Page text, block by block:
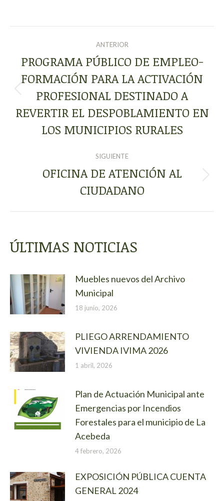
NAVEGACIÓN
ENTRE
PUBLICACIONES
ANTERIOR
Publicación
anterior:
PROGRAMA PÚBLICO DE EMPLEO-
FORMACIÓN PARA LA ACTIVACIÓN
PROFESIONAL DESTINADO A
REVERTIR EL DESPOBLAMIENTO EN
LOS MUNICIPIOS RURALES
SIGUIENTE
Publicación
siguiente:
OFICINA DE ATENCIÓN AL
CIUDADANO
ÚLTIMAS NOTICIAS
Muebles nuevos del Archivo
Municipal
18 junio, 2026
PLIEGO ARRENDAMIENTO
VIVIENDA IVIMA 2026
1 abril, 2026
Plan de Actuación Municipal ante
Emergencias por Incendios
Forestales para el municipio de La
Acebeda
4 febrero, 2026
EXPOSICIÓN PÚBLICA CUENTA
GENERAL 2024